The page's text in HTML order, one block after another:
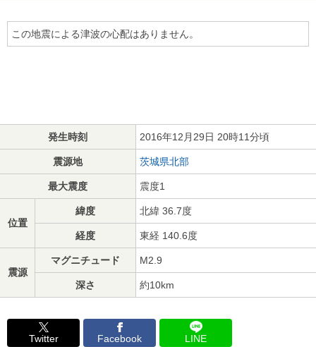
この地震による津波の心配はありません。
発生時刻 2016年12月29日 20時11分頃
震源地 茨城県北部
最大震度 震度1
位置
緯度 北緯 36.7度
経度 東経 140.6度
震源
マグニチュード M2.9
深さ 約10km
Twitter Facebook LINE